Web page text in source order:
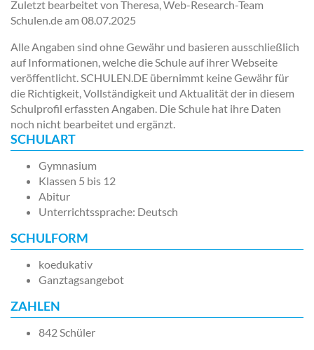
Zuletzt bearbeitet von Theresa, Web-Research-Team
Schulen.de am 08.07.2025
Alle Angaben sind ohne Gewähr und basieren ausschließlich
auf Informationen, welche die Schule auf ihrer Webseite
veröffentlicht. SCHULEN.DE übernimmt keine Gewähr für
die Richtigkeit, Vollständigkeit und Aktualität der in diesem
Schulprofil erfassten Angaben. Die Schule hat ihre Daten
noch nicht bearbeitet und ergänzt.
SCHULART
Gymnasium
Klassen 5 bis 12
Abitur
Unterrichtssprache: Deutsch
SCHULFORM
koedukativ
Ganztagsangebot
ZAHLEN
842 Schüler